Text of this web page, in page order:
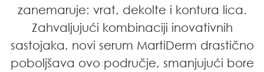
zanemaruje: vrat, dekolte i kontura lica.
Zahvaljujući kombinaciji inovativnih
sastojaka, novi serum MartiDerm drastično
poboljšava ovo područje, smanjujući bore